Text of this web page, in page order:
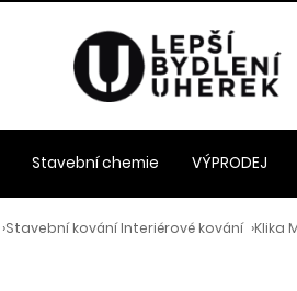
›Stavební kování Interiérové kování ›Klika
Stavební chemie VÝPRODEJ